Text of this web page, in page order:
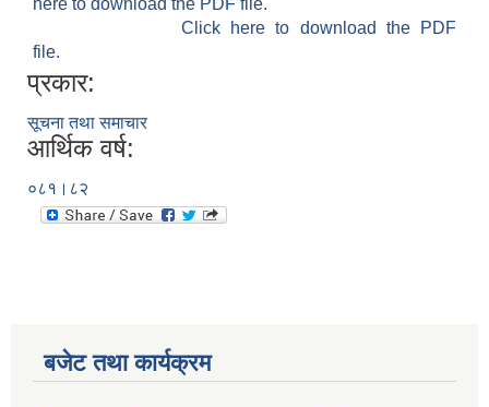
here to download the PDF file.
Click here to download the PDF
file.
प्रकार:
सूचना तथा समाचार
आर्थिक वर्ष:
०८१।८२
बजेट तथा कार्यक्रम